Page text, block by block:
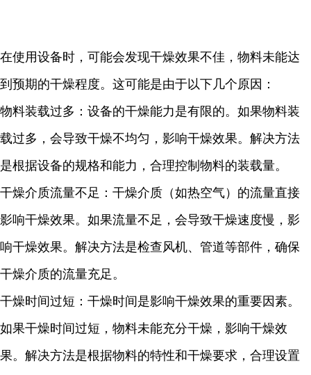
在使用设备时，可能会发现干燥效果不佳，物料未能达
到预期的干燥程度。这可能是由于以下几个原因：
物料装载过多：设备的干燥能力是有限的。如果物料装
载过多，会导致干燥不均匀，影响干燥效果。解决方法
是根据设备的规格和能力，合理控制物料的装载量。
干燥介质流量不足：干燥介质（如热空气）的流量直接
影响干燥效果。如果流量不足，会导致干燥速度慢，影
响干燥效果。解决方法是检查风机、管道等部件，确保
干燥介质的流量充足。
干燥时间过短：干燥时间是影响干燥效果的重要因素。
如果干燥时间过短，物料未能充分干燥，影响干燥效
果。解决方法是根据物料的特性和干燥要求，合理设置